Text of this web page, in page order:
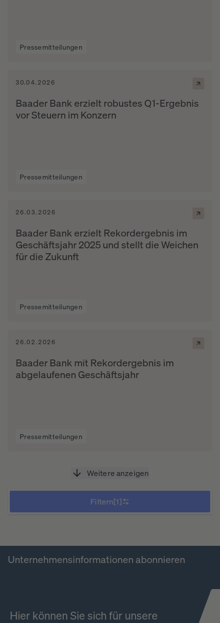
Pressemitteilungen
30.04.2026
Baader Bank erzielt robustes Q1-Ergebnis
vor Steuern im Konzern
Pressemitteilungen
26.03.2026
Baader Bank erzielt Rekordergebnis im
Geschäftsjahr 2025 und stellt die Weichen
für die Zukunft
Pressemitteilungen
26.02.2026
Baader Bank mit Rekordergebnis im
abgelaufenen Geschäftsjahr
Pressemitteilungen
Weitere anzeigen
Filtern[1]
Unternehmensinformationen abonnieren
Hier können Sie sich für unsere